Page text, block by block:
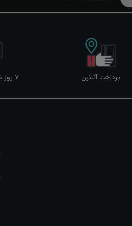
پرداخت آنلاین ۷ روز ضمانت بازگشت